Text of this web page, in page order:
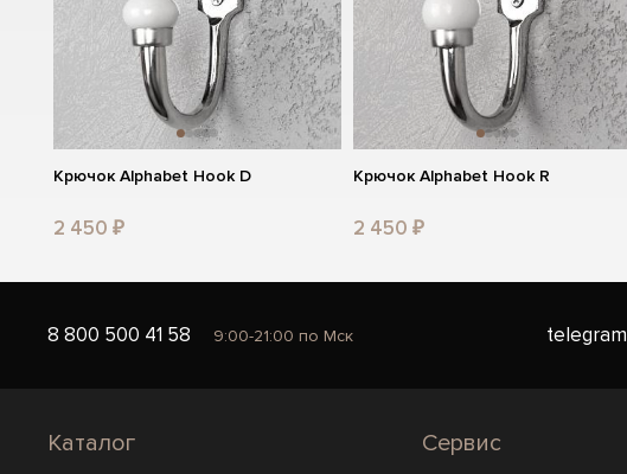
Крючок Alphabet Hook D
2 450 ₽
Крючок Alphabet Hook R
2 450 ₽
8 800 500 41 58 9:00-21:00 по Мск telegram
Каталог Сервис